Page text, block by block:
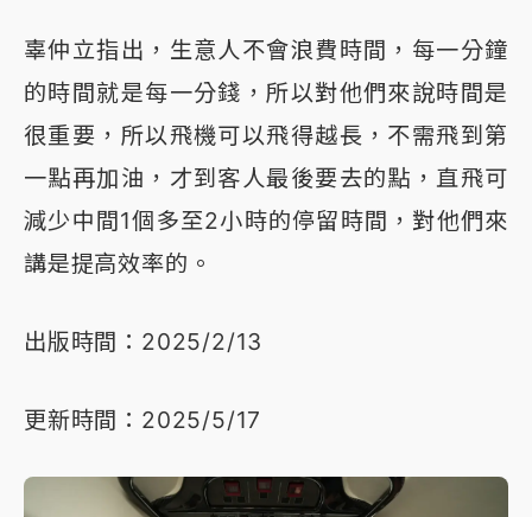
辜仲立指出，生意人不會浪費時間，每一分鐘
的時間就是每一分錢，所以對他們來說時間是
很重要，所以飛機可以飛得越長，不需飛到第
一點再加油，才到客人最後要去的點，直飛可
減少中間1個多至2小時的停留時間，對他們來
講是提高效率的。
出版時間：2025/2/13
更新時間：2025/5/17